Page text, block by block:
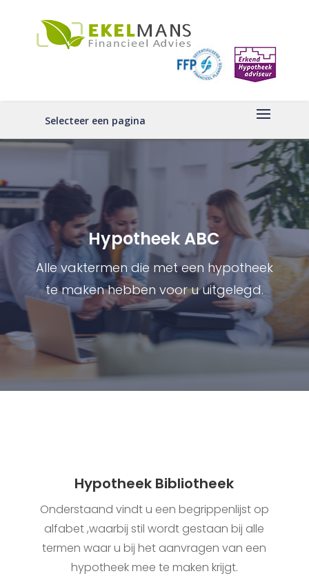
Selecteer een pagina
Hypotheek ABC
Alle vaktermen die met een hypotheek
te maken hebben voor u uitgelegd.
Hypotheek Bibliotheek
Onderstaand vindt u een begrippenlijst op
alfabet ,waarbij stil wordt gestaan bij alle
termen waar u bij het aanvragen van een
hypotheek mee te maken krijgt.